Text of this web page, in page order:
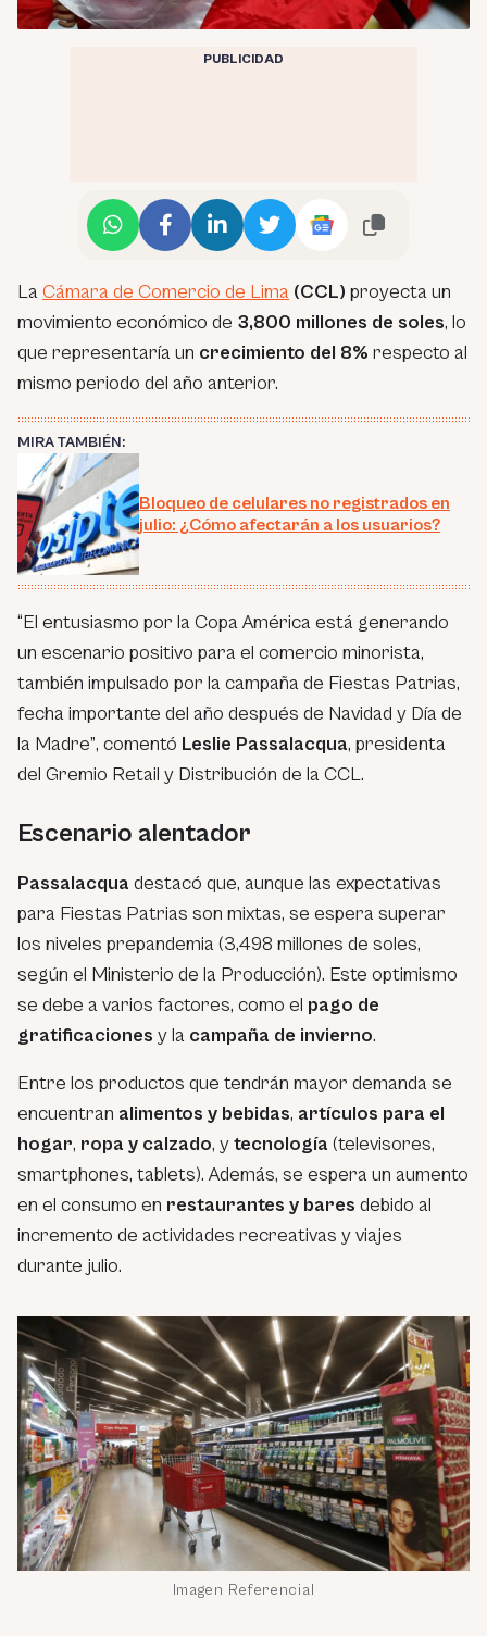
PUBLICIDAD
La Cámara de Comercio de Lima (CCL) proyecta un
movimiento económico de 3,800 millones de soles, lo
que representaría un crecimiento del 8% respecto al
mismo periodo del año anterior.
MIRA TAMBIÉN:
Bloqueo de celulares no registrados en
julio: ¿Cómo afectarán a los usuarios?
“El entusiasmo por la Copa América está generando
un escenario positivo para el comercio minorista,
también impulsado por la campaña de Fiestas Patrias,
fecha importante del año después de Navidad y Día de
la Madre”, comentó Leslie Passalacqua, presidenta
del Gremio Retail y Distribución de la CCL.
Escenario alentador
Passalacqua destacó que, aunque las expectativas
para Fiestas Patrias son mixtas, se espera superar
los niveles prepandemia (3,498 millones de soles,
según el Ministerio de la Producción). Este optimismo
se debe a varios factores, como el pago de
gratificaciones y la campaña de invierno.
Entre los productos que tendrán mayor demanda se
encuentran alimentos y bebidas, artículos para el
hogar, ropa y calzado, ytecnología (televisores,
smartphones, tablets). Además, se espera un aumento
en el consumo en restaurantes y bares debido al
incremento de actividades recreativas y viajes
durante julio.
Imagen Referencial